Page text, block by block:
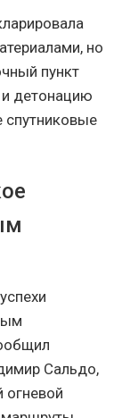
но
пункт
детонацию
спутниковые
Сальдо,
огневой